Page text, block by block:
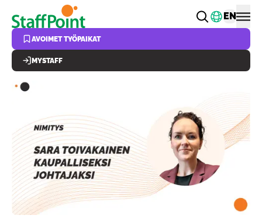
Hyppää pääsisältöön Vaihda
EN
AVOIMET TYÖPAIKAT
MYSTAFF